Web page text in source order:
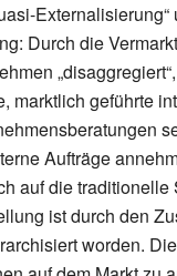
Externalisierung“
Durch die
marktlich geführte
Aufträge
auf die
ist durch den
worden.